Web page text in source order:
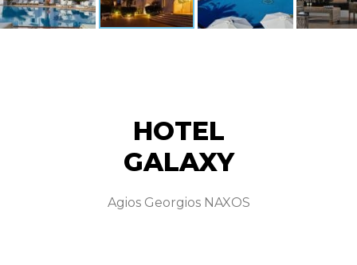
HOTEL
GALAXY
Agios Georgios NAXOS